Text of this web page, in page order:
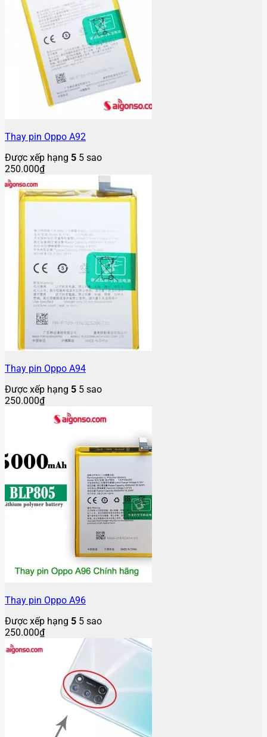
Thay pin Oppo A92
Được xếp hạng 5 5 sao
250.000₫
Thay pin Oppo A94
Được xếp hạng 5 5 sao
250.000₫
Thay pin Oppo A96
Được xếp hạng 5 5 sao
250.000₫